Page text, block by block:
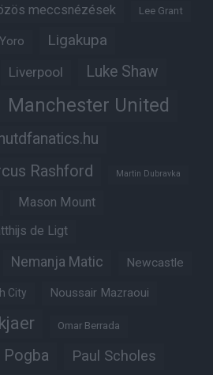
meccsnézések Lee Grant
Ligakupa
Liverpool Luke Shaw
Manchester United
Rashford Martin Dubravka
Mason Mount
de Ligt
Nemanja Matic Newcastle
City Noussair Mazraoui
Omar Berrada
Pogba Paul Scholes